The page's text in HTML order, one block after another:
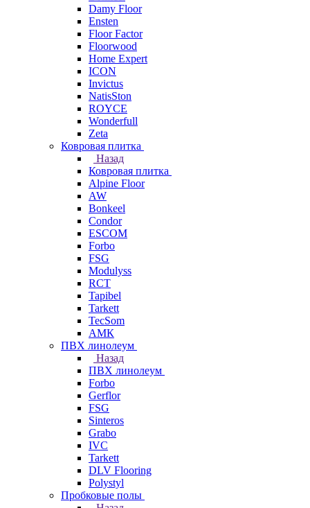
Damy Floor
Ensten
Floor Factor
Floorwood
Home Expert
ICON
Invictus
NatisSton
ROYCE
Wonderfull
Zeta
Ковровая плитка
Назад
Ковровая плитка
Alpine Floor
AW
Bonkeel
Condor
ESCOM
Forbo
FSG
Modulyss
RCT
Tapibel
Tarkett
TecSom
АМК
ПВХ линолеум
Назад
ПВХ линолеум
Forbo
Gerflor
FSG
Sinteros
Grabo
IVC
Tarkett
DLV Flooring
Polystyl
Пробковые полы